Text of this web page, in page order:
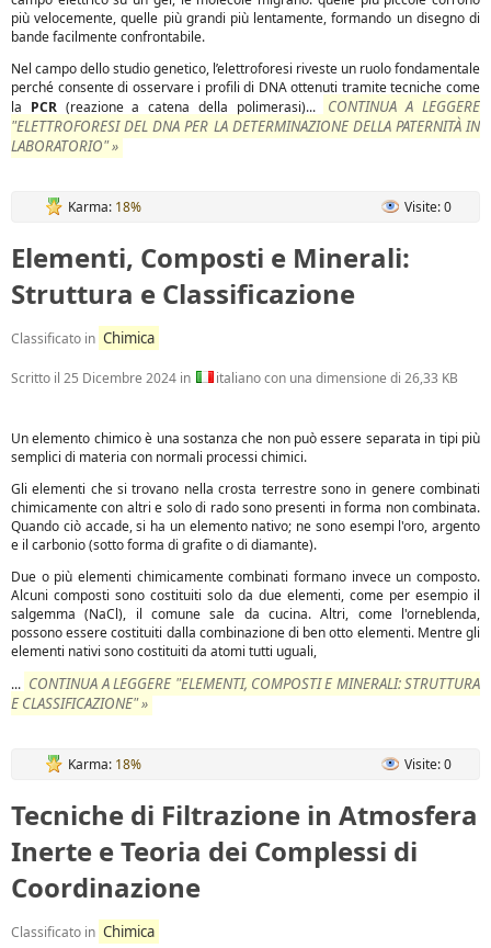
più velocemente, quelle più grandi più lentamente, formando un disegno di
bande facilmente confrontabile.
Nel campo dello studio genetico, l’elettroforesi riveste un ruolo fondamentale
perché consente di osservare i profili di DNA ottenuti tramite tecniche come
la PCR(reazione a catena della polimerasi)...
CONTINUA A LEGGERE
"ELETTROFORESI DEL DNA PER LA DETERMINAZIONE DELLA PATERNITÀ IN
LABORATORIO" »
Karma: 18% Visite: 0
Elementi, Composti e Minerali:
Struttura e Classificazione
Classificato in Chimica
Scritto il 25 Dicembre 2024 in italiano con una dimensione di 26,33 KB
Un elemento chimico è una sostanza che non può essere separata in tipi più
semplici di materia con normali processi chimici.
Gli elementi che si trovano nella crosta terrestre sono in genere combinati
chimicamente con altri e solo di rado sono presenti in forma non combinata.
Quando ciò accade, si ha un elemento nativo; ne sono esempi l'oro, argento
e il carbonio (sotto forma di grafite o di diamante).
Due o più elementi chimicamente combinati formano invece un composto.
Alcuni composti sono costituiti solo da due elementi, come per esempio il
salgemma (NaCl), il comune sale da cucina. Altri, come l'orneblenda,
possono essere costituiti dalla combinazione di ben otto elementi. Mentre gli
elementi nativi sono costituiti da atomi tutti uguali,
... CONTINUA A LEGGERE "ELEMENTI, COMPOSTI E MINERALI: STRUTTURA
E CLASSIFICAZIONE" »
Karma: 18% Visite: 0
Tecniche di Filtrazione in Atmosfera
Inerte e Teoria dei Complessi di
Coordinazione
Classificato in Chimica